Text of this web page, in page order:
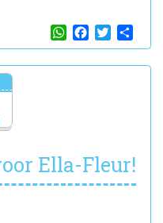
WhatsApp
Facebook
Twitter
Ella-Fleur!